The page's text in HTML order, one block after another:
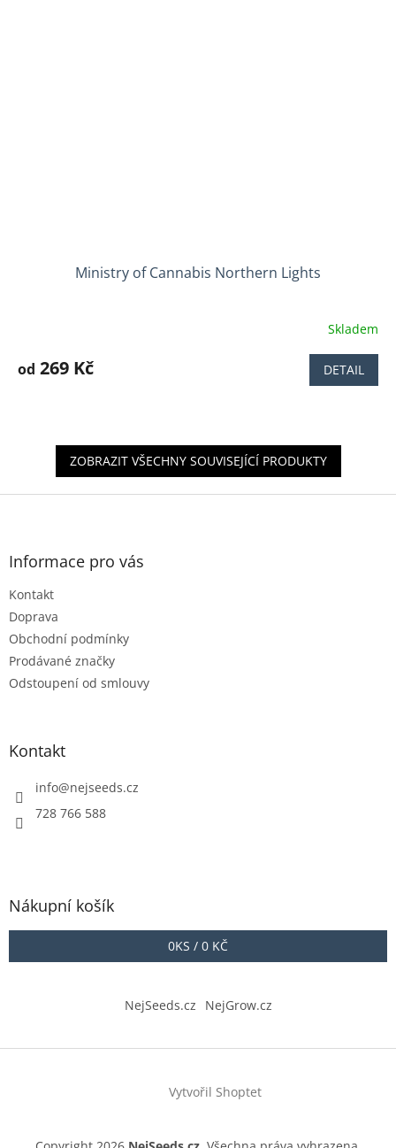
Ministry of Cannabis Northern Lights
Skladem
od 269 Kč DETAIL
ZOBRAZIT VŠECHNY SOUVISEJÍCÍ PRODUKTY
Z
Informace pro vás
Kontakt
Doprava
Obchodní podmínky
Prodávané značky
Odstoupení od smlouvy
Kontakt
info@nejseeds.cz
728 766 588
Nákupní košík
0KS / 0 KČ
NejSeeds.cz NejGrow.cz
Vytvořil Shoptet